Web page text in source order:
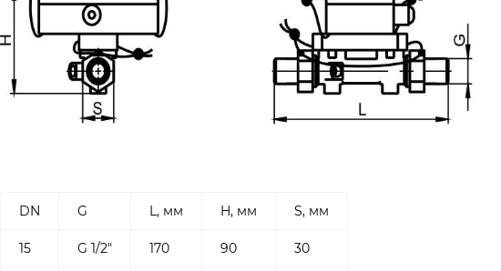
DN G L, мм H, мм S, мм
15 G 1/2" 170 90 30